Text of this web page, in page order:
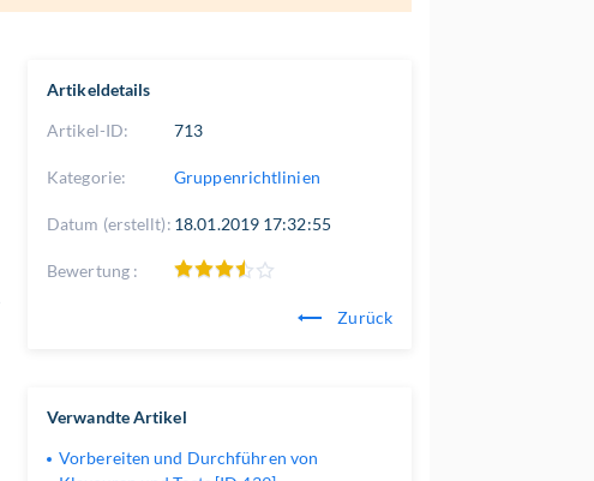
Artikeldetails
Artikel-ID: 713
Kategorie: Gruppenrichtlinien
Datum (erstellt): 18.01.2019 17:32:55
Bewertung :
Zurück
Verwandte Artikel
Vorbereiten und Durchführen von